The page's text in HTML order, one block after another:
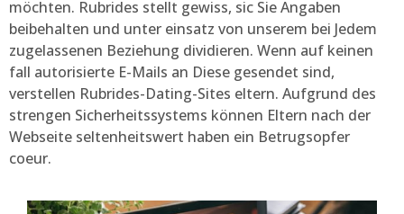
möchten. Rubrides stellt gewiss, sic Sie Angaben
beibehalten und unter einsatz von unserem bei Jedem
zugelassenen Beziehung dividieren. Wenn auf keinen
fall autorisierte E-Mails an Diese gesendet sind,
verstellen Rubrides-Dating-Sites eltern. Aufgrund des
strengen Sicherheitssystems können Eltern nach der
Webseite seltenheitswert haben ein Betrugsopfer
coeur.